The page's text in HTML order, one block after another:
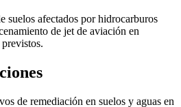
suelos afectados por hidrocarburos
de jet de aviación en
de remediación en suelos y aguas en